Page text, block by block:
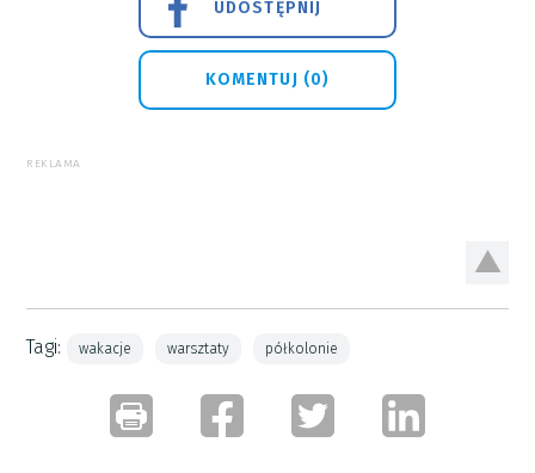
UDOSTĘPNIJ
KOMENTUJ (0)
REKLAMA
Tagi: wakacje warsztaty półkolonie